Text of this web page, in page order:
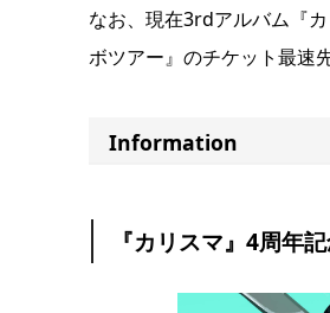
なお、現在3rdアルバム『
ボツアー』のチケット最速
Information
『カリスマ』4周年